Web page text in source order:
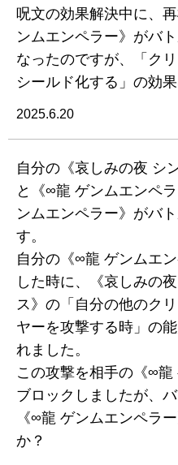
呪文の効果解決中に、
ンムエンペラー》がバ
なったのですが、「ク
シールド化する」の効
2025.6.20
自分の《哀しみの夜 シ
と《∞龍 ゲンムエンペ
ンムエンペラー》がバ
す。
自分の《∞龍 ゲンムエ
した時に、《哀しみの
ス》の「自分の他のク
ヤーを攻撃する時」の
れました。
この攻撃を相手の《∞
ブロックしましたが、
《∞龍 ゲンムエンペラ
か？